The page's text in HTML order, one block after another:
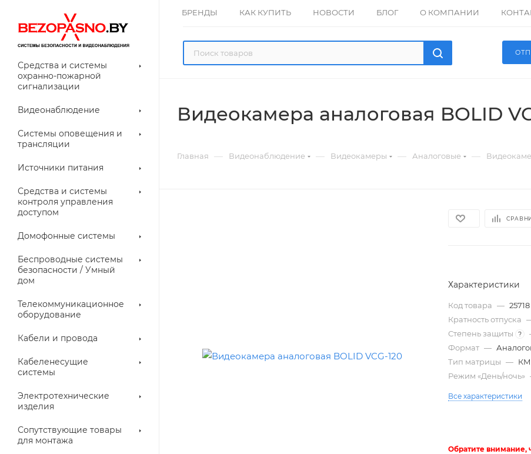
БРЕНДЫ КАК КУПИТЬ НОВОСТИ БЛОГ О КОМПАНИИ
Средства и системы
охранно-пожарной
сигнализации
Видеонаблюдение
для
Системы оповещения и
трансляции
указатели (табло)
Источники питания
Средства и системы
контроля управления
доступом
Домофонные системы
Беспроводные системы
безопасности / Умный
дом
Телекоммуникационное
оборудование
Кабели и провода
Кабеленесущие
системы
Электротехнические
изделия
Сопутствующие товары
для монтажа
Видеокамера аналоговая BOLID
Главная — Видеонаблюдение — Видеокамеры — Аналоговые —
Характеристики
Код товара — 25718
Кратность отпуска
Степень защиты
?
Формат —
Тип матрицы —
Режим «День/ночь»
Все характеристики
Обратите внимание,